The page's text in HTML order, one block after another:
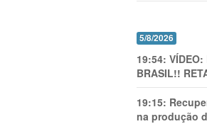
5/8/2026
19:54: VÍDEO:
BRASIL!!
19:15:
na produção